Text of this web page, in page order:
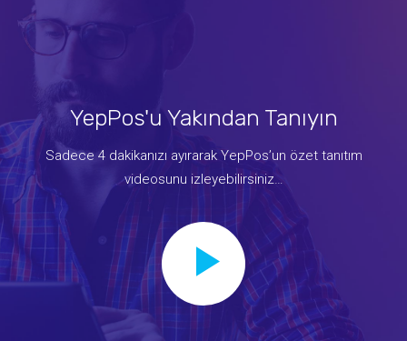
YepPos'u Yakından Tanıyın
Sadece 4 dakikanızı ayırarak YepPos’un özet tanıtım
videosunu izleyebilirsiniz…